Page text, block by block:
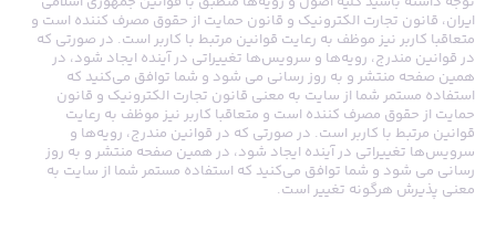
ایران، قانون تجارت الکترونیک و قانون حمایت از حقوق مصرف کننده است و
متعاقبا کاربر نیز موظف به رعایت قوانین مرتبط با کاربر است. در صورتی که
در قوانین مندرج، رویه‏‌ها و سرویس‏‌ها تغییراتی در آینده ایجاد شود، در
همین صفحه منتشر و به روز رسانی می شود و شما توافق می‏‌کنید که
استفاده مستمر شما از سایت به معنی قانون تجارت الکترونیک و قانون
حمایت از حقوق مصرف کننده است و متعاقبا کاربر نیز موظف به رعایت
قوانین مرتبط با کاربر است. در صورتی که در قوانین مندرج، رویه‏‌ها و
سرویس‏‌ها تغییراتی در آینده ایجاد شود، در همین صفحه منتشر و به روز
رسانی می شود و شما توافق می‏‌کنید که استفاده مستمر شما از سایت به
معنی پذیرش هرگونه تغییر است.